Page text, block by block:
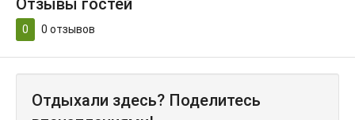
0 0 отзывов
Отдыхали здесь? Поделитесь